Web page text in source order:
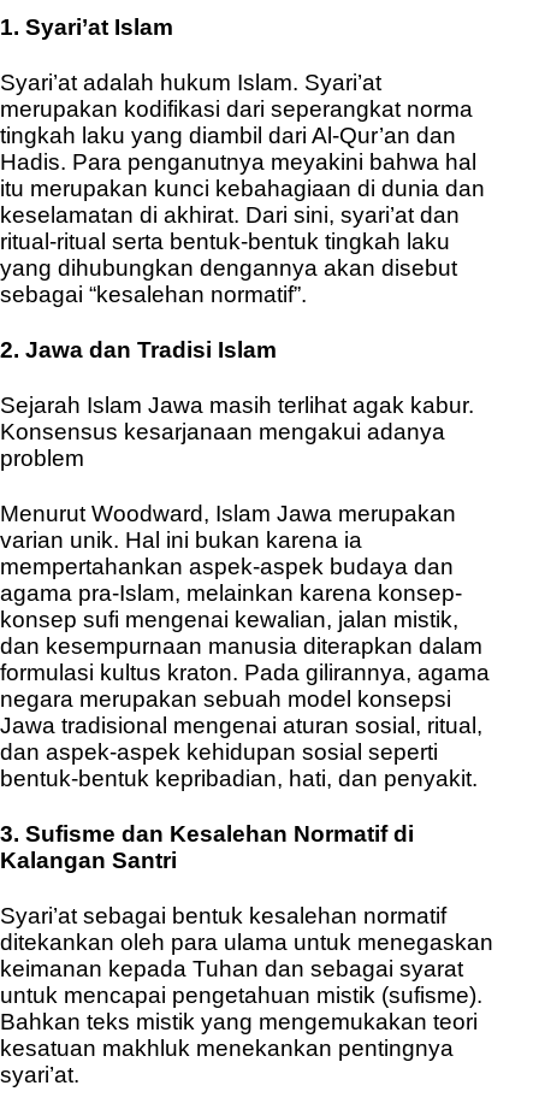
1. Syari’at Islam
Syari’at adalah hukum Islam. Syari’at
merupakan kodifikasi dari seperangkat norma
tingkah laku yang diambil dari Al-Qur’an dan
Hadis. Para penganutnya meyakini bahwa hal
itu merupakan kunci kebahagiaan di dunia dan
keselamatan di akhirat. Dari sini, syari’at dan
ritual-ritual serta bentuk-bentuk tingkah laku
yang dihubungkan dengannya akan disebut
sebagai “kesalehan normatif”.
2. Jawa dan Tradisi Islam
Sejarah Islam Jawa masih terlihat agak kabur.
Konsensus kesarjanaan mengakui adanya
problem
Menurut Woodward, Islam Jawa merupakan
varian unik. Hal ini bukan karena ia
mempertahankan aspek-aspek budaya dan
agama pra-Islam, melainkan karena konsep-
konsep sufi mengenai kewalian, jalan mistik,
dan kesempurnaan manusia diterapkan dalam
formulasi kultus kraton. Pada gilirannya, agama
negara merupakan sebuah model konsepsi
Jawa tradisional mengenai aturan sosial, ritual,
dan aspek-aspek kehidupan sosial seperti
bentuk-bentuk kepribadian, hati, dan penyakit.
3. Sufisme dan Kesalehan Normatif di
Kalangan Santri
Syari’at sebagai bentuk kesalehan normatif
ditekankan oleh para ulama untuk menegaskan
keimanan kepada Tuhan dan sebagai syarat
untuk mencapai pengetahuan mistik (sufisme).
Bahkan teks mistik yang mengemukakan teori
kesatuan makhluk menekankan pentingnya
syari’at.